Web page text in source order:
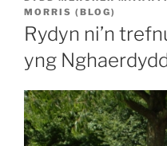
AR
MORRIS (BLOG)
Rydyn ni’n
yng